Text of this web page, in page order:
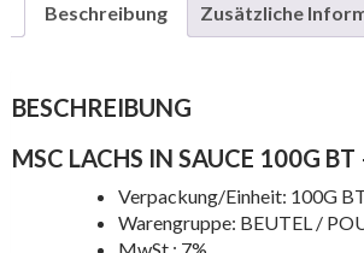
Beschreibung Zusätzliche
BESCHREIBUNG
MSC LACHS IN SAUCE 100G BT
Verpackung/Einheit: 100G
Warengruppe: BEUTEL /